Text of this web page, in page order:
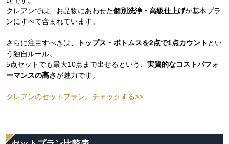
クレアンでは、お品物にあわせた個別洗浄・高級仕上げが基本プラ
ンにすべて含まれています。
さらに注目すべきは、 トップス・ボトムスを2点で1点カウント とい
う独自ルール。
5点セットでも最大10点まで出せるという、 実質的なコストパフォ
ーマンスの高さが魅力です。
クレアンのセットプラン。チェックする>>